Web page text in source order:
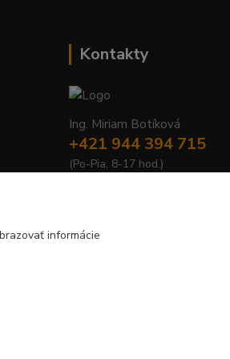
Kontakty
Ing. Miriam Botíková
+421 944 394 715
(Po-Pia, 8-17 hod.)
informácie